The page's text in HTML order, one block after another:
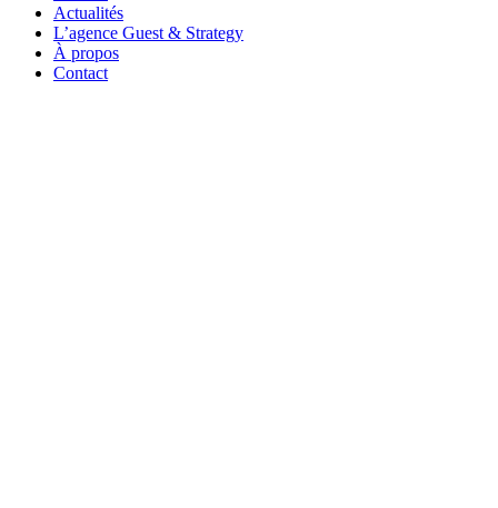
Actualités
L’agence Guest & Strategy
À propos
Contact